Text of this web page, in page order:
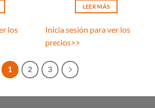
los
LEER MÁS
Inicia sesión para ver los
precios>>
1 2 3